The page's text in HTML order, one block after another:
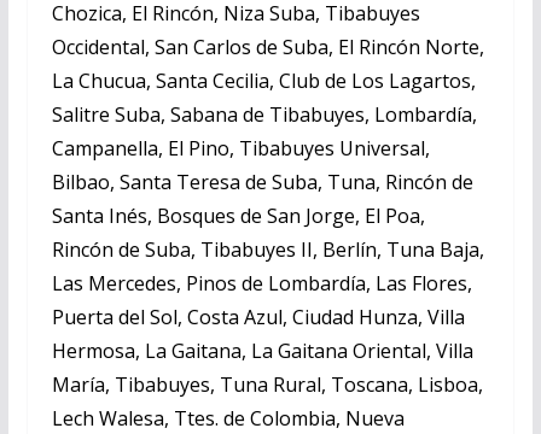
Chozica, El Rincón, Niza Suba, Tibabuyes
Occidental, San Carlos de Suba, El Rincón Norte,
La Chucua, Santa Cecilia, Club de Los Lagartos,
Salitre Suba, Sabana de Tibabuyes, Lombardía,
Campanella, El Pino, Tibabuyes Universal,
Bilbao, Santa Teresa de Suba, Tuna, Rincón de
Santa Inés, Bosques de San Jorge, El Poa,
Rincón de Suba, Tibabuyes II, Berlín, Tuna Baja,
Las Mercedes, Pinos de Lombardía, Las Flores,
Puerta del Sol, Costa Azul, Ciudad Hunza, Villa
Hermosa, La Gaitana, La Gaitana Oriental, Villa
María, Tibabuyes, Tuna Rural, Toscana, Lisboa,
Lech Walesa, Ttes. de Colombia, Nueva